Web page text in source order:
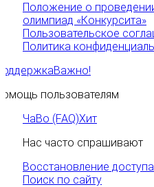
Положение о
олимпиад «Конкурсита»
Пользовательское
Политика
Важно!
пользователям
ЧаВо (FAQ)Хит
Нас часто спрашивают
Восстановление
Поиск по сайту